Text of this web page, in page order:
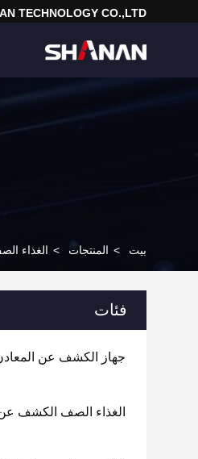
TECHNOLOGY CO.,LTD
بيت > المنتجات > الغذاء
فئات
جهاز الكشف عن المعادن
الغذاء الصف الكشف